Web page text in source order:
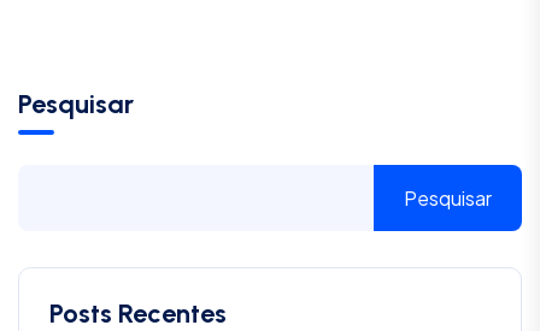
Pesquisar
Pesquisar
Posts Recentes